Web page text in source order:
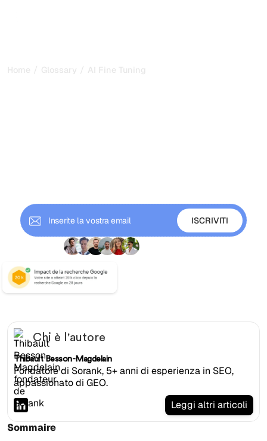
Home / Glossary / AI Fine Tuning
Chi è l'autore
Thibault Besson-Magdelain
Fondatore di Sorank, 5+ anni di esperienza in SEO,
appassionato di GEO.
Leggi altri articoli
Sommaire